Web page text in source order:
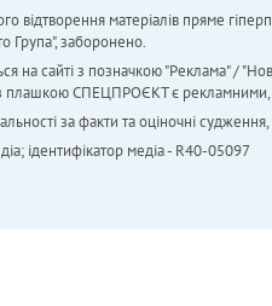
відтворення матеріалів пряме
Група", заборонено.
на сайті з позначкою "Реклама" /
плашкою СПЕЦПРОЄКТ є рекламними,
за факти та оціночні
ідентифікатор медіа - R40-05097